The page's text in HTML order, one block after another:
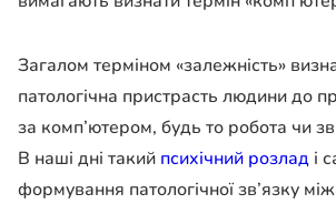
Загалом терміном «залежність»
патологічна пристрасть людини до
за комп’ютером, будь то робота чи
В наші дні такий психічний розлад і
формування патологічної зв’язку